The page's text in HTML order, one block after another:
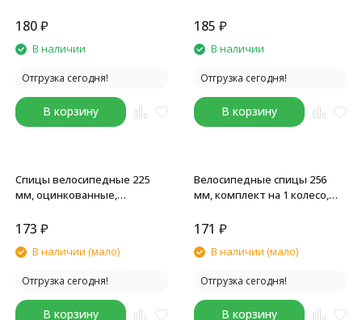
оцинкованные, ø2 мм, silver,
180₽
В наличии
Отгрузка сегодня!
В корзину
серебристый, 18 шт
185 ₽
В наличии
Отгрузка сегодня!
В корзину
Спицы велосипедные 225
мм, оцинкованные,
ниппелями 1/2",
173 ₽
В наличии (мало)
Отгрузка сегодня!
В корзину
Велосипедные спицы 256
мм, комплект на 1 колесо,
ниппелем 1/2", 18 шт
171 ₽
В наличии (мало)
Отгрузка сегодня!
В корзину